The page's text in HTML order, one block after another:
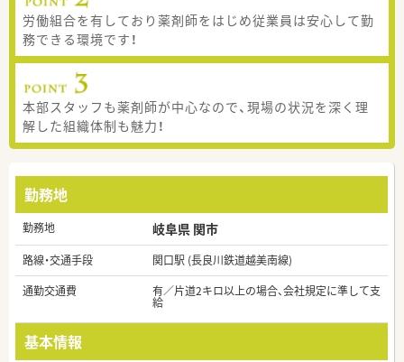
労働組合を有しており薬剤師をはじめ従業員は安心して勤
務できる環境です！
本部スタッフも薬剤師が中心なので、現場の状況を深く理
解した組織体制も魅力！
勤務地
勤務地 岐阜県 関市
路線・交通手段
関口駅 (長良川鉄道越美南線)
通勤交通費
有／片道2キロ以上の場合、会社規定に準して支
給
基本情報